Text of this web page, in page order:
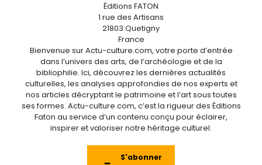
Éditions FATON
1 rue des Artisans
21803 Quetigny
France
Bienvenue sur Actu-culture.com, votre porte d’entrée
dans l’univers des arts, de l’archéologie et de la
bibliophilie. Ici, découvrez les dernières actualités
culturelles, les analyses approfondies de nos experts et
nos articles décryptant le patrimoine et l’art sous toutes
ses formes. Actu-culture.com, c’est la rigueur des Éditions
Faton au service d’un contenu conçu pour éclairer,
inspirer et valoriser notre héritage culturel.
S'abonner